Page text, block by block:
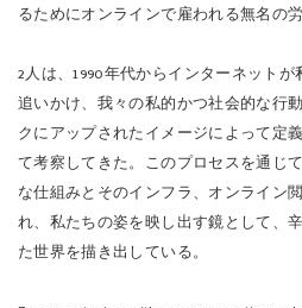
るためにオンラインで雇われる無名の労
2人は、1990年代からインターネット
追いかけ、我々の私的かつ社会的な行
クにアップされたイメージによって定
て考察してきた。このプロセスを通じ
な仕組みとそのインフラ、オンライン
れ、私たちの姿を映し出す鏡として、
た世界を描き出している。